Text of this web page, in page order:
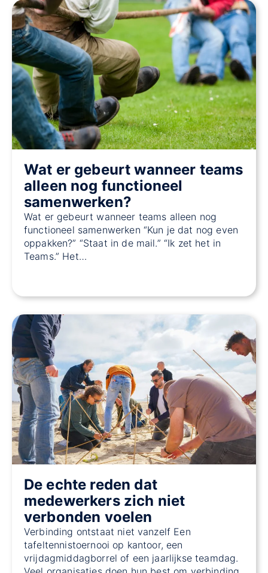
Wat er gebeurt wanneer teams
alleen nog functioneel
samenwerken?
Wat er gebeurt wanneer teams alleen nog
functioneel samenwerken “Kun je dat nog even
oppakken?” “Staat in de mail.” “Ik zet het in
Teams.” Het…
De echte reden dat
medewerkers zich niet
verbonden voelen
Verbinding ontstaat niet vanzelf Een
tafeltennistoernooi op kantoor, een
vrijdagmiddagborrel of een jaarlijkse teamdag.